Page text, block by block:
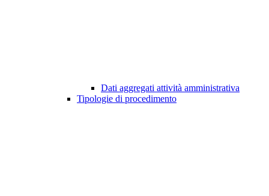
Dati aggregati attività amministrativa
Tipologie di procedimento